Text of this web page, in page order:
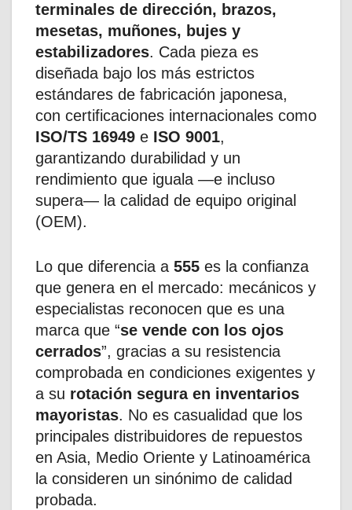
terminales de dirección, brazos,
mesetas, muñones, bujes y
estabilizadores. Cada pieza es
diseñada bajo los más estrictos
estándares de fabricación japonesa,
con certificaciones internacionales como
ISO/TS 16949 e ISO 9001,
garantizando durabilidad y un
rendimiento que iguala —e incluso
supera— la calidad de equipo original
(OEM).
Lo que diferencia a 555 es la confianza
que genera en el mercado: mecánicos y
especialistas reconocen que es una
marca que “se vende con los ojos
cerrados”, gracias a su resistencia
comprobada en condiciones exigentes y
a su rotación segura en inventarios
mayoristas. No es casualidad que los
principales distribuidores de repuestos
en Asia, Medio Oriente y Latinoamérica
la consideren un sinónimo de calidad
probada.